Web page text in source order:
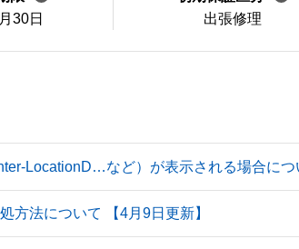
30日
出張修理
LocationD…など）が表示される場合につ
方法について 【4月9日更新】